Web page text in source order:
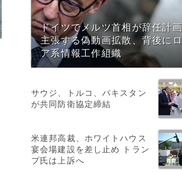
ドイツでメルツ首相が辞任計画
主張する偽動画拡散、背後に
ア系情報工作組織
サウジ、トルコ、パキスタン
が共同防衛協定締結
米連邦高裁、ホワイトハウス
宴会場建設を差し止め トラン
プ氏は上訴へ